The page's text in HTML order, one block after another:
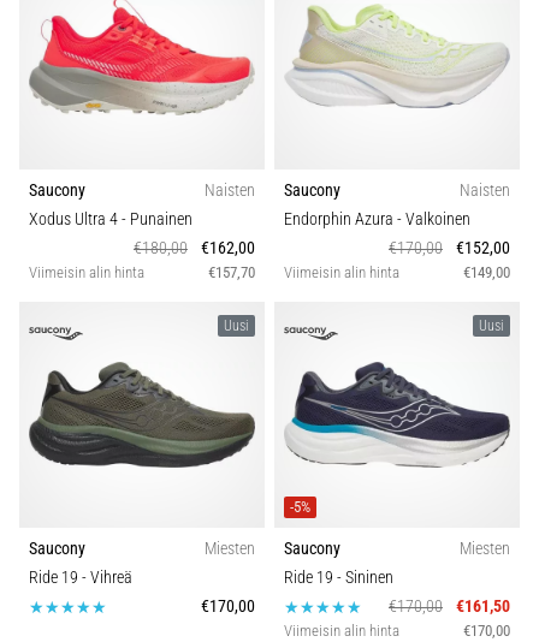
jokaista
juoksijaa
vähintään
kerran
kyseessä
sitten
tai
5. 8. 2026
6 min. luetaan
Plantaarifaskiitti:
ja
hoito
Juoksun tyyppi
Paino (g)
Toiminto
Vuodenaika
Kengän leveys
Saucony
Naisten
Xodus Ultra 4- Punainen
€180,00
€162,00
Viimeisin alin hinta €157,70
Saucony
Naisten
Endorphin Azura - Valkoinen
€170,00
€152,00
Viimeisin alin hinta €149,00
Uusi
Saucony
Miesten
Ride 19 - Vihreä
€170,00
Uusi
-5%
Saucony
Miesten
Ride 19 - Sininen
€170,00
€161,50
Viimeisin alin hinta €170,00